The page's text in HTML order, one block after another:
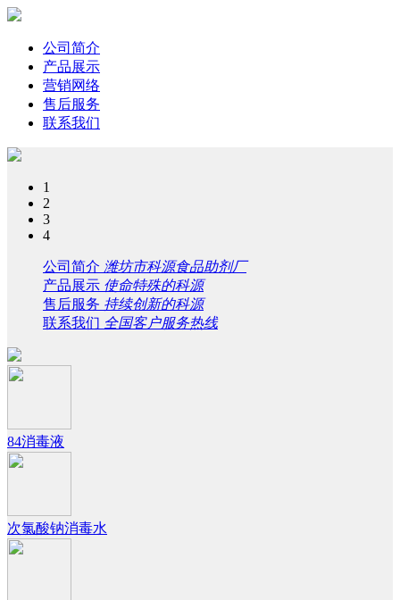
公司简介
产品展示
营销网络
售后服务
联系我们
1
2
3
4
公司简介 潍坊市科源食品助剂厂
产品展示 使命特殊的科源
售后服务 持续创新的科源
联系我们 全国客户服务热线
84消毒液
次氯酸钠消毒水